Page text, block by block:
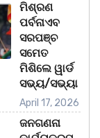
ମିଶ୍ରଣ
ପର୍ବନାଏବ
ସରପଞ୍ଚ
ସମେତ
ମିଶିଲେ ୱାର୍ଡ
ସଭ୍ୟ/ସଭ୍ୟା
April 17, 2026
ଜନଗଣନା